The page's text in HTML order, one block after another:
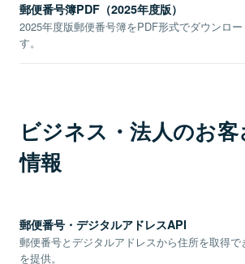
郵便番号簿PDF（2025年度版）
2025年度版郵便番号簿をPDF形式でダウンロー
す。
ビジネス・法人のお
情報
郵便番号・デジタルアドレスAPI
郵便番号とデジタルアドレスから住所を取得で
を提供。